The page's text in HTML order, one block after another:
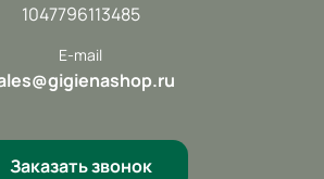
1047796113485
E-mail
Заказать звонок